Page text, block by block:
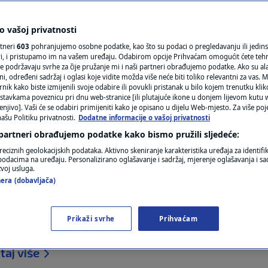
N1(DIS)INFO
FOTO
VIDEO
da je rat, kao da
rano jutros uzdrmala je velik dio otoka, a udarni
su se našli usred kaosa bile su i dvije Hrvatice
su boravile. "Mislile smo da je rat, staklo je
više
vašoj privatnosti
603 pohranjujemo osobne podatke, kao što su podaci o pregledavanju ili
i pristupamo im na vašem uređaju. Odabirom opcije Prihvaćam omogućit ćete
podržavaju svrhe za čije pružanje mi i naši partneri obrađujemo podatke. Ako su
određeni sadržaj i oglasi koje vidite možda više neće biti toliko relevantni za vas.
kako biste izmijenili svoje odabire ili povukli pristanak u bilo kojem trenutku
poveznicu pri dnu web-stranice [ili plutajuće ikone u donjem lijevom kutu
Vaši će se odabiri primijeniti kako je opisano u dijelu Web-mjesto. Za više
Politiku privatnosti. Dodatne informacije o vašoj privatnosti
obrađujemo podatke kako bismo pružili sljedeće:
geolokacijskih podataka. Aktivno skeniranje karakteristika uređaja za
na uređaju. Personalizirano oglašavanje i sadržaj, mjerenje oglašavanja i
usluga.
(dobavljača)
Prikaži svrhe Prihvaćam